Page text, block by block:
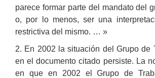
parece formar parte del mandato del
o, por lo menos, ser una
restrictiva del mismo. … »
2. En 2002 la situación del Grupo de
en el documento citado persiste. La
en que en 2002 el Grupo de